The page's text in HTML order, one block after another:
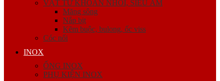
VẬT TƯ KHOAN NHỒI, SIÊU ÂM
Măng sông
Nắp bịt
Kẽm buộc, bulong, ốc viss
Cóc nối
INOX
ỐNG INOX
PHỤ KIỆN INOX